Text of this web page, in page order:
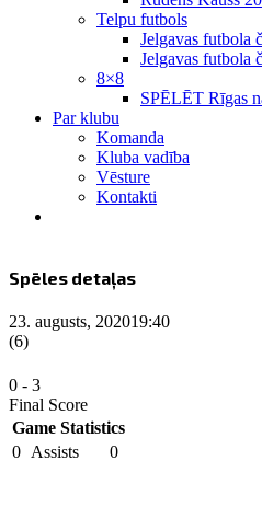
Telpu futbols
Jelgavas futbola
Jelgavas futbola
8×8
SPĒLĒT Rīgas
Par klubu
Komanda
Kluba vadība
Vēsture
Kontakti
Spēles detaļas
23. augusts, 202019:40
(6)
0 - 3
Final Score
Game Statistics
0 Assists 0